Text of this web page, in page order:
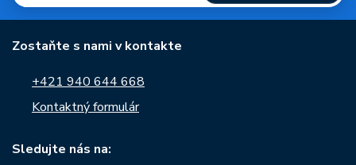
Zostaňte s nami v kontakte
+421 940 644 668
Kontaktný formulár
Sledujte nás na: